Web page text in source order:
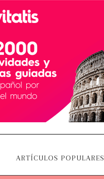
ARTÍCULOS POPULARES